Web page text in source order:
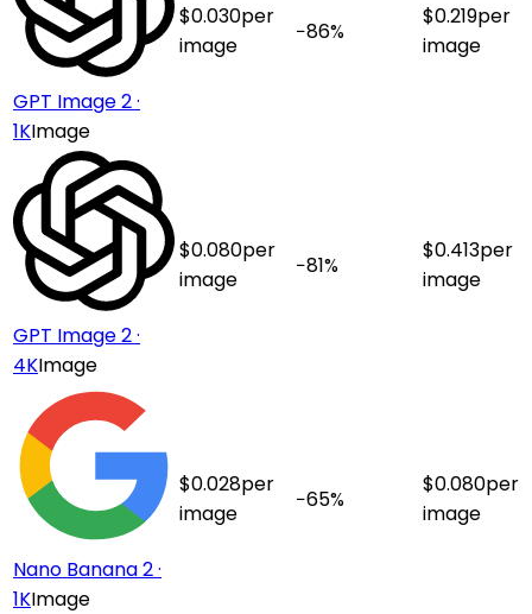
GPT Image 2 ·
1KImage
$0.030per
image
−86%
$0.219per
image
GPT Image 2 ·
4KImage
$0.080per
image
−81%
$0.413per
image
Nano Banana 2 ·
1KImage
$0.028per
image
−65%
$0.080per
image